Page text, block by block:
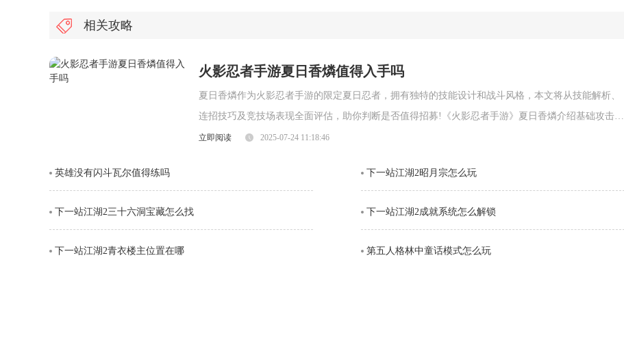
相关攻略
火影忍者手游夏日香燐值得入手吗
夏日香燐作为火影忍者手游的限定夏日忍者，拥有独特的技能设计和战斗风格，本文将从技能解析、
连招技巧及竞技场表现全面评估，助你判断是否值得招募!《火影忍者手游》夏日香燐介绍基础攻击方
面，夏日香燐的普攻为五段连击。前两段以锁链的上撩与横扫为主，具备良好的起手能力，第三段下
视觉表现与实际命中效果。需要注意的是，最后一段
立即阅读 2025-07-24 11:18:46
英雄没有闪斗瓦尔值得练吗 下一站江湖2昭月宗怎么玩
下一站江湖2三十六洞宝藏怎么找 下一站江湖2成就系统怎么解锁
下一站江湖2青衣楼主位置在哪 第五人格林中童话模式怎么玩